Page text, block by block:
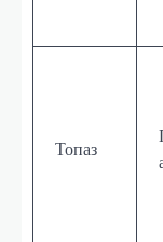
Топаз